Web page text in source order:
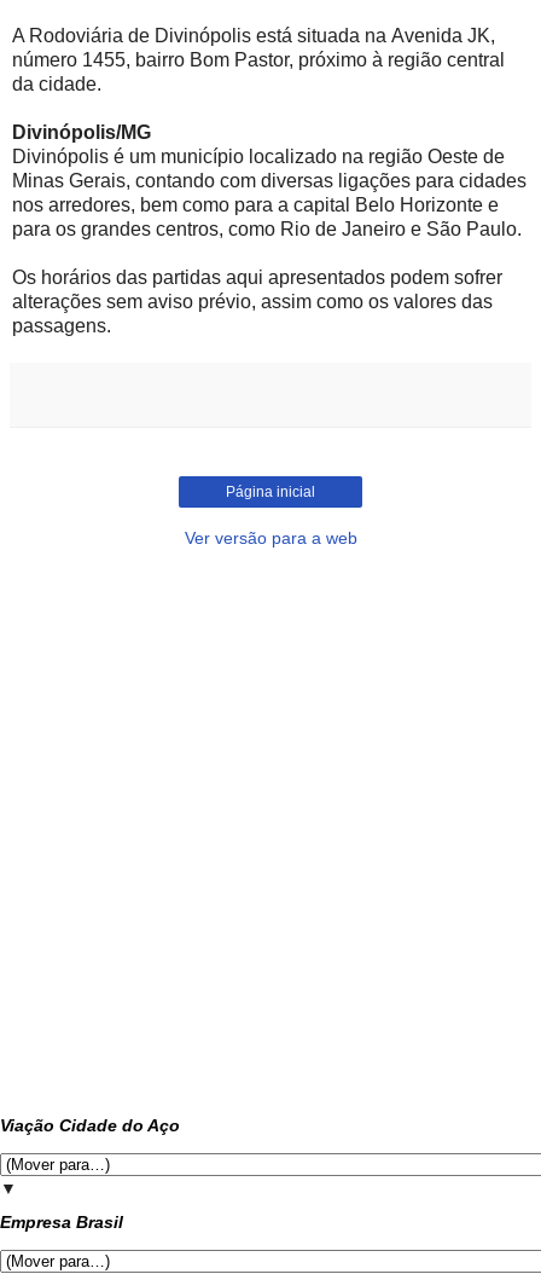
A Rodoviária de Divinópolis está situada na Avenida JK,
número 1455, bairro Bom Pastor, próximo à região central
da cidade.
Divinópolis/MG
Divinópolis é um município localizado na região Oeste de
Minas Gerais, contando com diversas ligações para cidades
nos arredores, bem como para a capital Belo Horizonte e
para os grandes centros, como Rio de Janeiro e São Paulo.
Os horários das partidas aqui apresentados podem sofrer
alterações sem aviso prévio, assim como os valores das
passagens.
Página inicial
Ver versão para a web
Viação Cidade do Aço
▼
Empresa Brasil